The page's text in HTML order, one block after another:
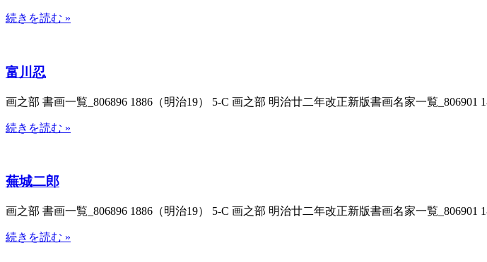
続きを読む »
富川忍
画之部 書画一覧_806896 1886（明治19） 5-C 画之部 明治廿二年改正新版書画名家一覧_806901
続きを読む »
蕪城二郎
画之部 書画一覧_806896 1886（明治19） 5-C 画之部 明治廿二年改正新版書画名家一覧_806901
続きを読む »